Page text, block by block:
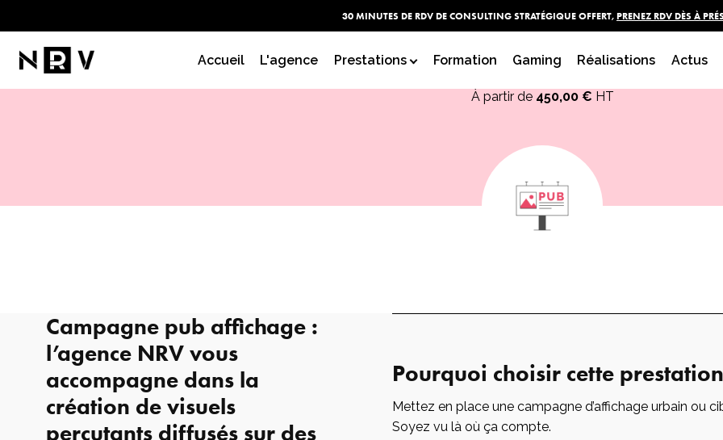
30 MINUTES DE RDV DE CONSULTING STRATÉGIQUE OFFERT, PRENEZ RDV DÈS À
Accueil L'agence Prestations Formation Gaming Réalisations Actus
Campagne Pub Affichage
À partir de 450,00 € HT
Campagne pub affichage :
l’agence NRV vous
accompagne dans la
création de visuels
percutants diffusés sur des
Pourquoi choisir cette
Mettez en place une campagne d’affichage urbain ou
Soyez vu là où ça compte.